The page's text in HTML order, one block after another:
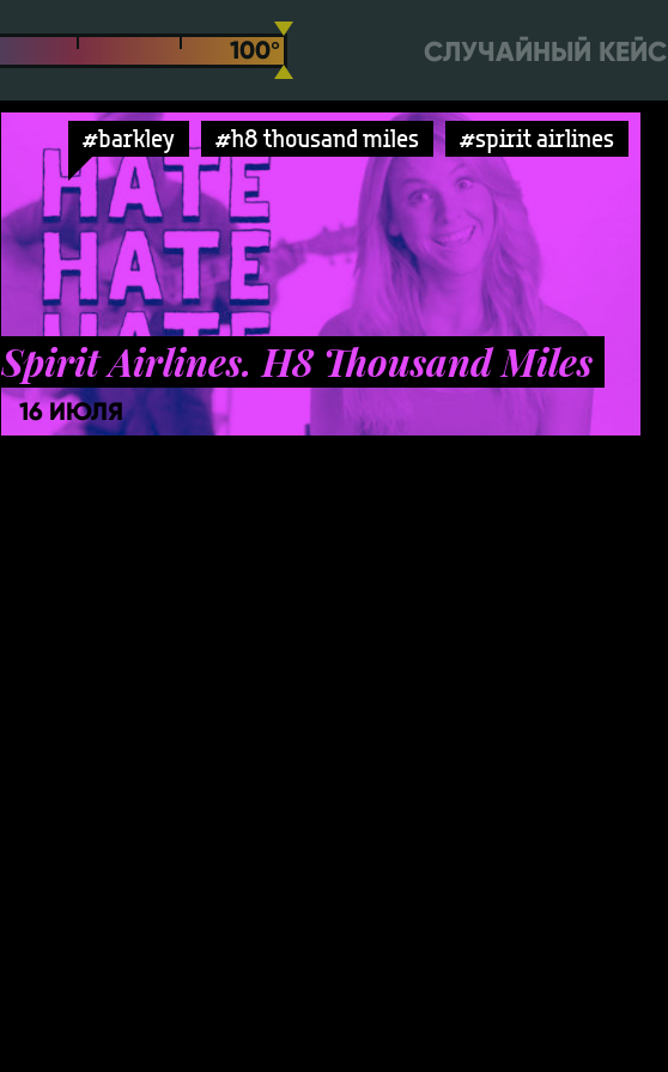
СЛУЧАЙНЫЙ КЕЙС
#barkley #h8 thousand miles #spirit airlines
Spirit Airlines. H8 Thousand Miles
16 ИЮЛЯ